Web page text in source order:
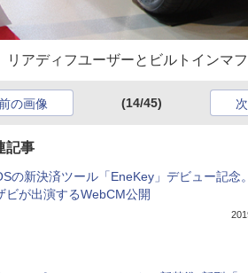
リアディフユーザーとビルトインマ
の画像 (14/45)
記事
の新決済ツール「EneKey」デビュー記念
ビが出演するWebCM公開